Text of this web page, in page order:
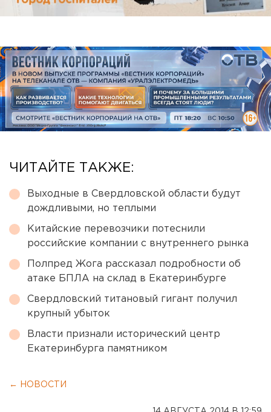
ЧИТАЙТЕ ТАКЖЕ:
Выходные в Свердловской области будут
дождливыми, но теплыми
Китайские перевозчики потеснили
российские компании с внутреннего рынка
Полпред Жога рассказал подробности об
атаке БПЛА на склад в Екатеринбурге
Свердловский титановый гигант получил
крупный убыток
Власти признали исторический центр
Екатеринбурга памятником
← НОВОСТИ